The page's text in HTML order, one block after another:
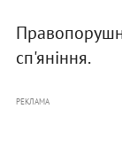
сп'яніння.
РЕКЛАМА